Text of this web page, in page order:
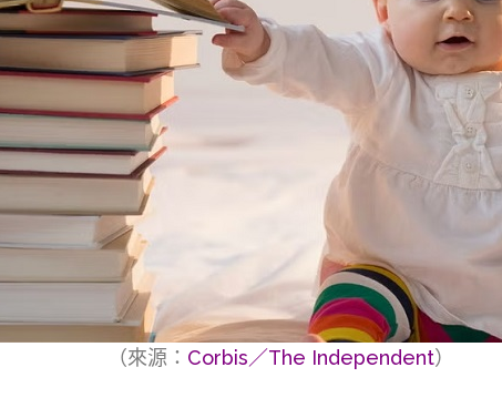
（來源： Corbis／The Independent）